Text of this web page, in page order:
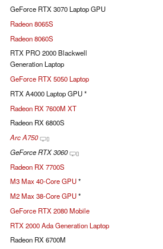
GeForce RTX 3070 Laptop GPU
Radeon 8065S
Radeon 8060S
RTX PRO 2000 Blackwell
Generation Laptop
GeForce RTX 5050 Laptop
RTX A4000 Laptop GPU *
Radeon RX 7600M XT
Radeon RX 6800S
Arc A750
GeForce RTX 3060
Radeon RX 7700S
M3 Max 40-Core GPU*
M2 Max 38-Core GPU*
GeForce RTX 2080 Mobile
RTX 2000 Ada Generation Laptop
Radeon RX 6700M